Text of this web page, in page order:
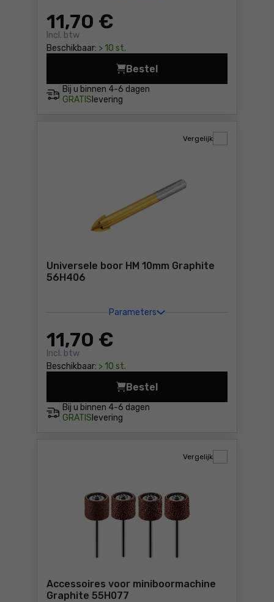
11,70 €
Incl. btw
Beschikbaar: > 10 st.
Bij u binnen 4-6 dagen
GRATIS levering
Bestel
Doorslijpschijf
Universele boor HM 10mm Graphite
56H406
Parameters
11,70 €
Incl. btw
Beschikbaar: > 10 st.
Vergelijk
Bij u binnen 4-6 dagen
GRATIS levering
Bestel
Universele boor HM 10mm
Accessoires voor miniboormachine
Graphite 55H077
Vergelijk